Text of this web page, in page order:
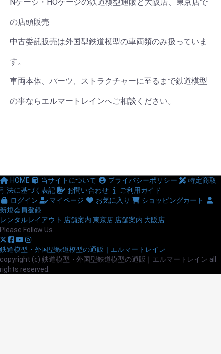
Nゲージ・HOゲージの鉄道模型通販と大阪店、東京店で
の店頭販売
中古委託販売は外国型鉄道模型の車両類のみ扱っていま
す。
車両本体、パーツ、ストラクチャーに至るまで鉄道模型
の事ならエルマートレインへご相談ください。
HOME 当サイトについて プライバシーポリシー
特定商取
引法に基づく表記
お問い合わせ
ご利用ガイド
ログイン
マイページ お気に入り
ショッピングカート
新規会員登録
レンタルレイアウト 店舗案内 東京店 店舗案内 大阪店
Please Follow Us.
鉄道模型・外国型鉄道模型の通販｜エルマートレイン
copyright (c) 鉄道模型・外国型鉄道模型の通販｜エルマートレイン all
rights reserved.